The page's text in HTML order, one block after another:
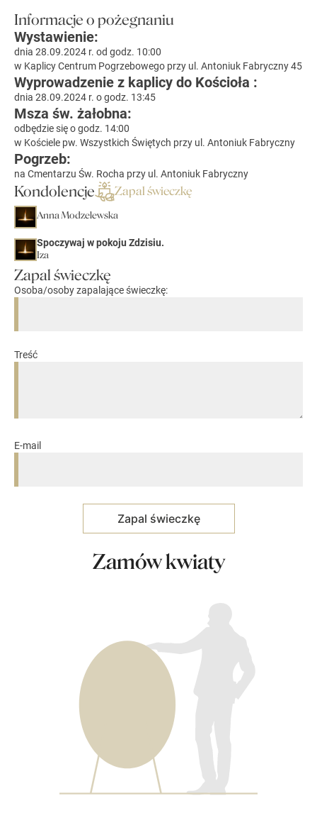
Informacje o pożegnaniu
Wystawienie:
dnia 28.09.2024 r. od godz. 10:00
w Kaplicy Centrum Pogrzebowego przy ul. Antoniuk Fabryczny 45
Wyprowadzenie z kaplicy do Kościoła :
dnia 28.09.2024 r. o godz. 13:45
Msza św. żałobna:
odbędzie się o godz. 14:00
w Kościele pw. Wszystkich Świętych przy ul. Antoniuk Fabryczny
Pogrzeb:
na Cmentarzu Św. Rocha przy ul. Antoniuk Fabryczny
Kondolencje Zapal świeczkę
Anna Modzelewska
Spoczywaj w pokoju Zdzisiu.
Iza
Zapal świeczkę
Osoba/osoby zapalające świeczkę:
Treść
E-mail
Zamów kwiaty